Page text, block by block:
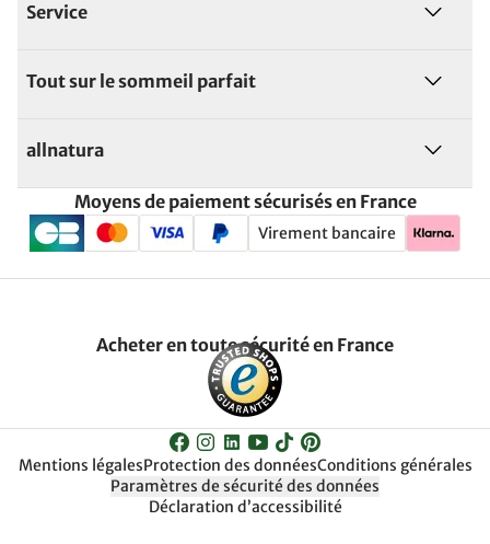
Service
Tout sur le sommeil parfait
allnatura
Moyens de paiement sécurisés en France
Virement bancaire
Acheter en toute sécurité en France
Mentions légalesProtection des donnéesConditions générales
Paramètres de sécurité des données
Déclaration d’accessibilité